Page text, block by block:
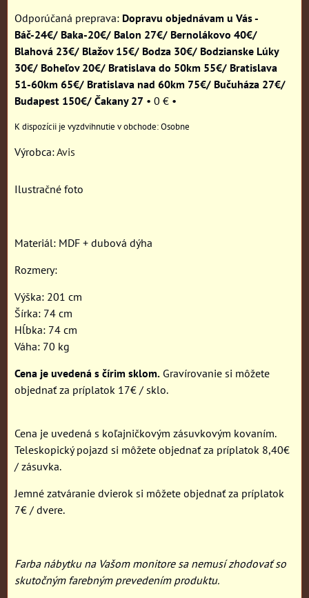
Dopravu objednávam u Vás -
Báč-24€/ Baka-20€/ Balon 27€/ Bernolákovo 40€/
Blahová 23€/ Blažov 15€/ Bodza 30€/ Bodzianske Lúky
30€/ Boheľov 20€/ Bratislava do 50km 55€/ Bratislava
51-60km 65€/ Bratislava nad 60km 75€/ Bučuháza 27€/
Budapest 150€/ Čakany 27 • 0 € •
Osobne
Výrobca:Avis
Ilustračné foto
Materiál: MDF + dubová dýha
Rozmery:
Výška: 201 cm
Šírka: 74 cm
Hĺbka: 74 cm
Váha: 70 kg
Cena je uvedená s čírim sklom. Gravírovanie si môžete
objednať za príplatok 17€ / sklo.
Cena je uvedená s koľajničkovým zásuvkovým kovaním.
Teleskopický pojazd si môžete objednať za príplatok 8,40€
/ zásuvka.
Jemné zatváranie dvierok si môžete objednať za príplatok
7€ / dvere.
Farba nábytku na Vašom monitore sa nemusí zhodovať so
skutočným farebným prevedením produktu.